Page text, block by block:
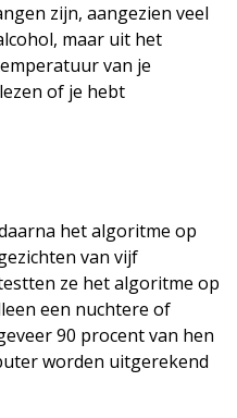
zijn, aangezien veel
maar uit het
van je
of je hebt
het algoritme op
van vijf
ze het algoritme op
een nuchtere of
90 procent van hen
worden uitgerekend